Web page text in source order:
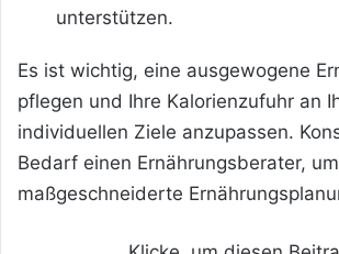
unterstützen.
Es ist wichtig, eine ausgewogene
pflegen und Ihre Kalorienzufuhr an
individuellen Ziele anzupassen.
Bedarf einen Ernährungsberater,
maßgeschneiderte